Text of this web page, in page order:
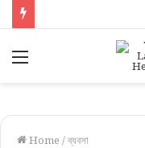
Menu
Home /ব্যবসা